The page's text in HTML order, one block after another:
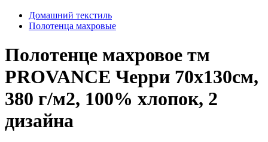
Домашний текстиль
Полотенца махровые
Полотенце махровое тм
PROVANCE Черри 70х130см,
380 г/м2, 100% хлопок, 2
дизайна